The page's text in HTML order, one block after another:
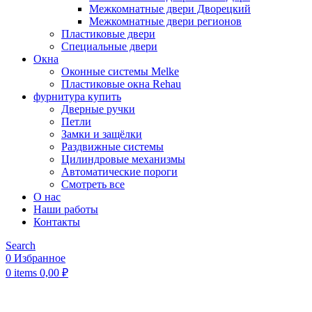
Межкомнатные двери Дворецкий
Межкомнатные двери регионов
Пластиковые двери
Специальные двери
Окна
Оконные системы Melke
Пластиковые окна Rehau
фурнитура купить
Дверные ручки
Петли
Замки и защёлки
Раздвижные системы
Цилиндровые механизмы
Автоматические пороги
Смотреть все
О нас
Наши работы
Контакты
Search
0 Избранное
0 items 0,00 ₽